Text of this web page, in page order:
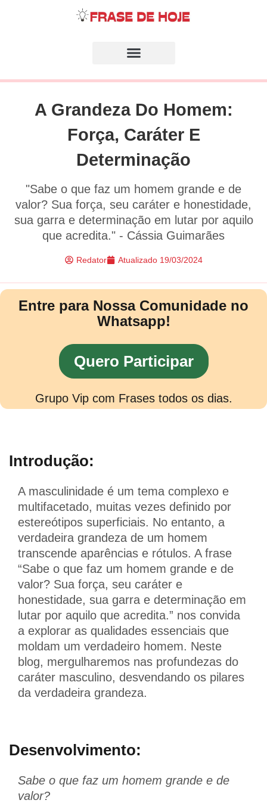
A Grandeza Do Homem:
Força, Caráter E
Determinação
"Sabe o que faz um homem grande e de
valor? Sua força, seu caráter e honestidade,
sua garra e determinação em lutar por aquilo
que acredita." - Cássia Guimarães
Redator Atualizado 19/03/2024
Entre para Nossa Comunidade no
Whatsapp!
Quero Participar
Grupo Vip com Frases todos os dias.
Introdução:
A masculinidade é um tema complexo e
multifacetado, muitas vezes definido por
estereótipos superficiais. No entanto, a
verdadeira grandeza de um homem
transcende aparências e rótulos. A frase
“Sabe o que faz um homem grande e de
valor? Sua força, seu caráter e
honestidade, sua garra e determinação em
lutar por aquilo que acredita.” nos convida
a explorar as qualidades essenciais que
moldam um verdadeiro homem. Neste
blog, mergulharemos nas profundezas do
caráter masculino, desvendando os pilares
da verdadeira grandeza.
Desenvolvimento:
Sabe o que faz um homem grande e de
valor?